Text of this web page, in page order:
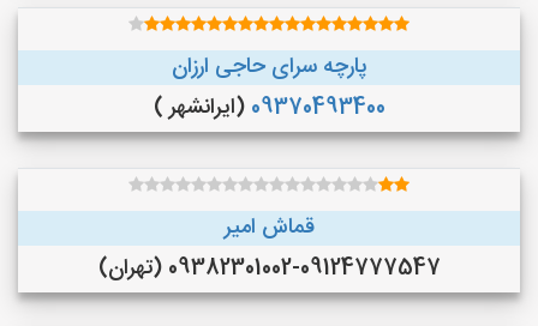
پارچه سرای حاجی ارزان
09370493400 (ایرانشهر )
قماش امیر
09382301002-09124777547 (تهران)